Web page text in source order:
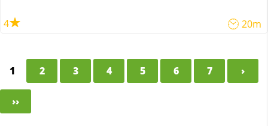
4 20m
1 2 3 4 5 6 7 ›
››